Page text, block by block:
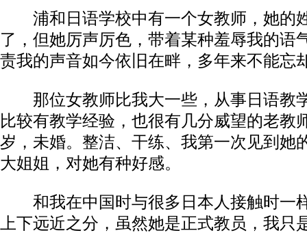
浦和日语学校中有一个女教师，她的
了，但她厉声厉色，带着某种羞辱我的语
责我的声音如今依旧在畔，多年来不能忘
那位女教师比我大一些，从事日语教
比较有教学经验，也很有几分威望的老教
岁，未婚。整洁、干练、我第一次见到她
大姐姐，对她有种好感。
和我在中国时与很多日本人接触时一
上下远近之分，虽然她是正式教员，我只